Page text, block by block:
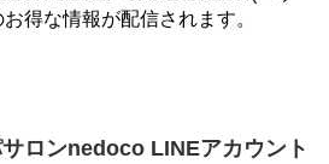
得な情報が配信されます。
ロンnedoco LINEアカウント